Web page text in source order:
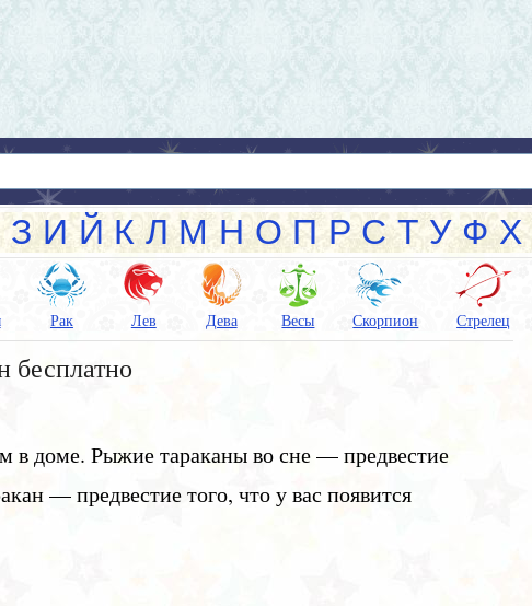
З И Й К Л М Н О П Р С Т У Ф Х
Рак Лев Дева Весы Скорпион Стрелец
бесплатно
в доме. Рыжие тараканы во сне — предвестие
— предвестие того, что у вас появится